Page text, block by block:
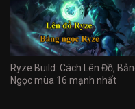
Ryze Build: Cách Lên Đồ,
Ngọc mùa 16 mạnh nhất